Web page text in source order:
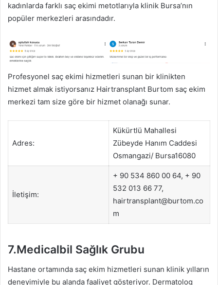
kadınlarda farklı saç ekimi metotlarıyla klinik Bursa’nın
popüler merkezleri arasındadır.
Profesyonel saç ekimi hizmetleri sunan bir klinikten
hizmet almak istiyorsanız Hairtransplant Burtom saç ekim
merkezi tam size göre bir hizmet olanağı sunar.
Adres:
Kükürtlü Mahallesi
Zübeyde Hanım Caddesi
Osmangazi/ Bursa16080
İletişim:
+ 90 534 860 00 64, + 90
532 013 66 77,
hairtransplant@burtom.co
m
7.Medicalbil Sağlık Grubu
Hastane ortamında saç ekim hizmetleri sunan klinik yılların
deneyimiyle bu alanda faaliyet gösteriyor. Dermatolog